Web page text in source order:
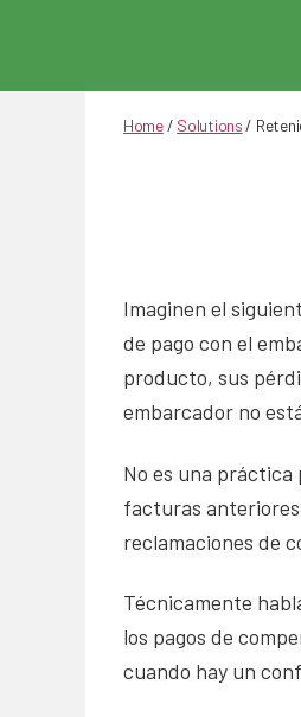
Home/ Solutions /
Imaginen el
de pago con el
producto, sus
embarcador no
No es una
facturas
reclamaciones de
Técnicamente
los pagos de
cuando hay un